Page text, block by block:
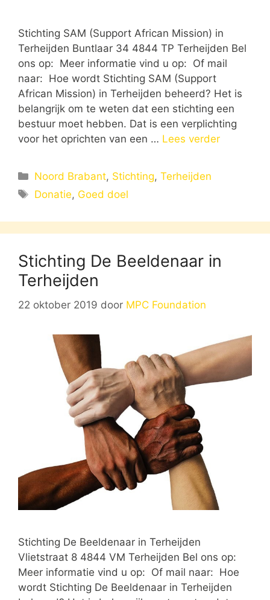
Stichting SAM (Support African Mission) in
Terheijden Buntlaar 34 4844 TP Terheijden Bel
ons op: Meer informatie vind u op: Of mail
naar: Hoe wordt Stichting SAM (Support
African Mission) in Terheijden beheerd? Het is
belangrijk om te weten dat een stichting een
bestuur moet hebben. Dat is een verplichting
voor het oprichten van een … Lees verder
Categorieën
Noord Brabant, Stichting,Terheijden
Tags
Donatie, Goed doel
Stichting De Beeldenaar in
Terheijden
22 oktober 2019 door MPC Foundation
Stichting De Beeldenaar in Terheijden
Vlietstraat 8 4844 VM Terheijden Bel ons op:
Meer informatie vind u op: Of mail naar: Hoe
wordt Stichting De Beeldenaar in Terheijden